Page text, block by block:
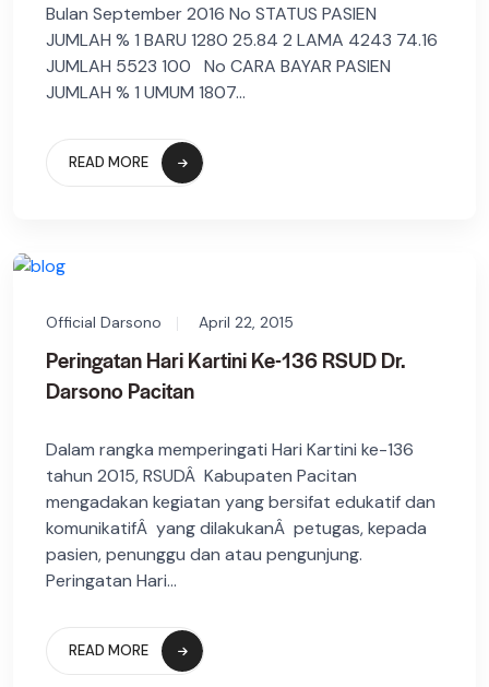
Bulan September 2016 No STATUS PASIEN
JUMLAH % 1 BARU 1280 25.84 2 LAMA 4243 74.16
JUMLAH 5523 100 No CARA BAYAR PASIEN
JUMLAH % 1 UMUM 1807...
READ MORE
Official Darsono April 22, 2015
Peringatan Hari Kartini Ke-136 RSUD Dr.
Darsono Pacitan
Dalam rangka memperingati Hari Kartini ke-136
tahun 2015, RSUDÂ Kabupaten Pacitan
mengadakan kegiatan yang bersifat edukatif dan
komunikatifÂ yang dilakukanÂ petugas, kepada
pasien, penunggu dan atau pengunjung.
Peringatan Hari...
READ MORE